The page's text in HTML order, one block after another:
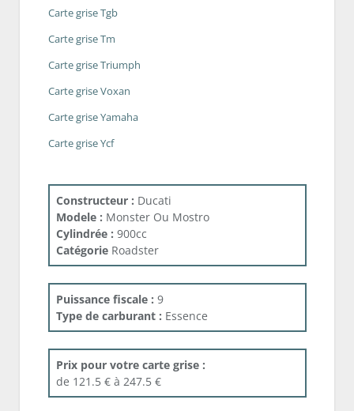
Carte grise Tgb
Carte grise Tm
Carte grise Triumph
Carte grise Voxan
Carte grise Yamaha
Carte grise Ycf
Constructeur : Ducati
Modele : Monster Ou Mostro
Cylindrée : 900cc
Catégorie Roadster
Puissance fiscale : 9
Type de carburant : Essence
Prix pour votre carte grise :
de 121.5 € à 247.5 €